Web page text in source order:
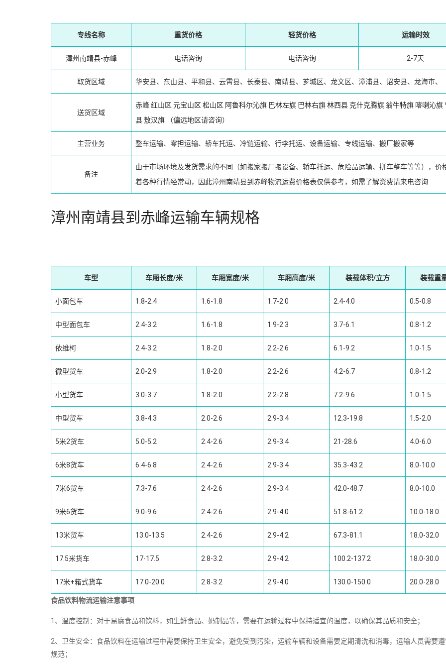
专线名称 重货价格 轻货价格 运输时效
漳州南靖县-赤峰 电话咨询 电话咨询 2-7天
取货区域 华安县、东山县、平和县、云霄县、长泰县、南靖县、芗城区、龙文区、漳浦县、诏安县、龙海市、
送货区域
赤峰红山区 元宝山区 松山区 阿鲁科尔沁旗 巴林左旗 巴林右旗林西县 克什克腾旗翁牛特旗 喀喇沁旗
县敖汉旗 （偏远地区请咨询）
主营业务 整车运输、零担运输、轿车托运、冷链运输、行李托运、设备运输、专线运输、搬厂搬家等
备注
由于市场环境及发货需求的不同（如搬家搬厂搬设备、轿车托运、危险品运输、拼车整车等等），价
着各种行情经常动，因此漳州南靖县到赤峰物流运费价格表仅供参考，如需了解资费请来电咨询
漳州南靖县到赤峰运输车辆规格
车型 车厢长度/米 车厢宽度/米 车厢高度/米 装载体积/立方 装载重
小面包车 1.8-2.4 1.6-1.8 1.7-2.0 2.4-4.0 0.5-0.8
中型面包车 2.4-3.2 1.6-1.8 1.9-2.3 3.7-6.1 0.8-1.2
依维柯 2.4-3.2 1.8-2.0 2.2-2.6 6.1-9.2 1.0-1.5
微型货车 2.0-2.9 1.8-2.0 2.2-2.6 4.2-6.7 0.8-1.2
小型货车 3.0-3.7 1.8-2.0 2.2-2.8 7.2-9.6 1.0-1.5
中型货车 3.8-4.3 2.0-2.6 2.9-3.4 12.3-19.8 1.5-2.0
5米2货车 5.0-5.2 2.4-2.6 2.9-3.4 21-28.6 4.0-6.0
6米8货车 6.4-6.8 2.4-2.6 2.9-3.4 35.3-43.2 8.0-10.0
7米6货车 7.3-7.6 2.4-2.6 2.9-3.4 42.0-48.7 8.0-10.0
9米6货车 9.0-9.6 2.4-2.6 2.9-4.0 51.8-61.2 10.0-18.0
13米货车 13.0-13.5 2.4-2.6 2.9-4.2 67.3-81.1 18.0-32.0
17.5米货车 17-17.5 2.8-3.2 2.9-4.2 100.2-137.2 18.0-30.0
17米+箱式货车 17.0-20.0 2.8-3.2 2.9-4.0 130.0-150.0 20.0-28.0
食品饮料物流运输注意事项
1、温度控制：对于易腐食品和饮料，如生鲜食品、奶制品等，需要在运输过程中保持适宜的温度，以确保其品质和安全；
2、卫生安全：食品饮料在运输过程中需要保持卫生安全，避免受到污染，运输车辆和设备需要定期清洗和消毒，运输人员需要
规范；